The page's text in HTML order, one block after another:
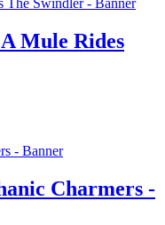
Mule Rides
Charmers -